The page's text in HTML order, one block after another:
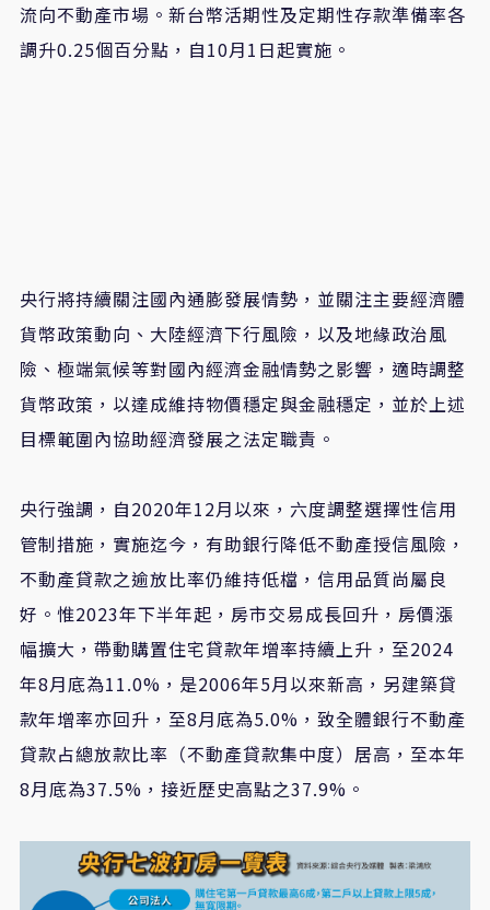
流向不動產市場。新台幣活期性及定期性存款準備率各
調升0.25個百分點，自10月1日起實施。
央行將持續關注國內通膨發展情勢，並關注主要經濟體
貨幣政策動向、大陸經濟下行風險，以及地緣政治風
險、極端氣候等對國內經濟金融情勢之影響，適時調整
貨幣政策，以達成維持物價穩定與金融穩定，並於上述
目標範圍內協助經濟發展之法定職責。
央行強調，自2020年12月以來，六度調整選擇性信用
管制措施，實施迄今，有助銀行降低不動產授信風險，
不動產貸款之逾放比率仍維持低檔，信用品質尚屬良
好。惟2023年下半年起，房市交易成長回升，房價漲
幅擴大，帶動購置住宅貸款年增率持續上升，至2024
年8月底為11.0%，是2006年5月以來新高，另建築貸
款年增率亦回升，至8月底為5.0%，致全體銀行不動產
貸款占總放款比率（不動產貸款集中度）居高，至本年
8月底為37.5%，接近歷史高點之37.9%。